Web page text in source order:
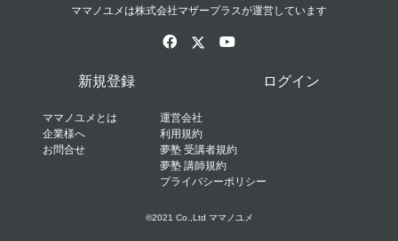
ママノユメは株式会社マザープラスが運営しています
新規登録 ログイン
ママノユメとは
企業様へ
お問合せ
運営会社
利用規約
夢塾 受講者規約
夢塾 講師規約
プライバシーポリシー
©2021 Co.,Ltd ママノユメ